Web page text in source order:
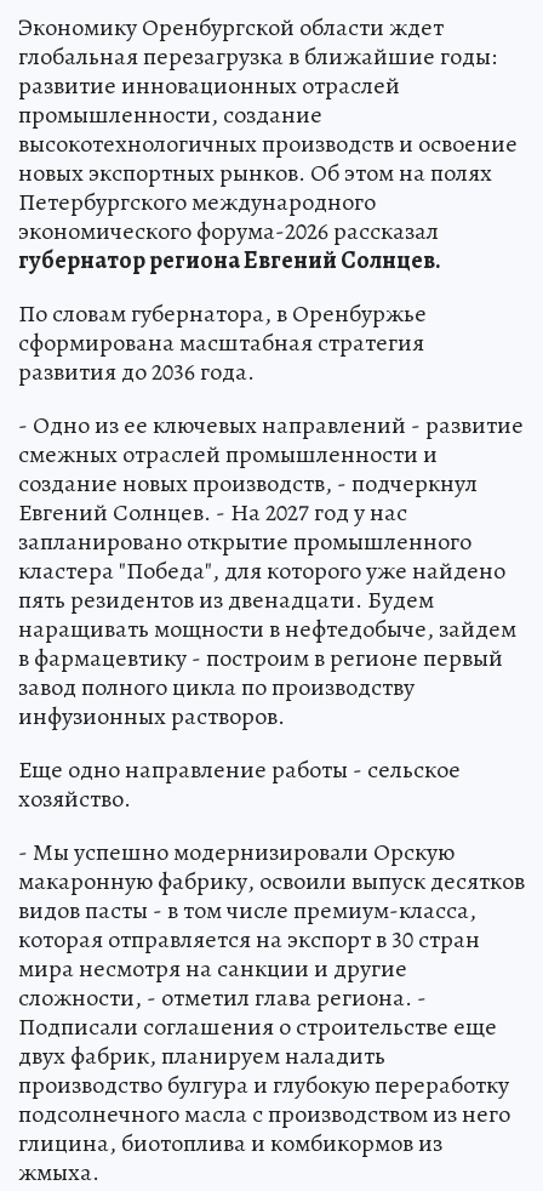
Экономику Оренбургской области ждет
глобальная перезагрузка в ближайшие годы:
развитие инновационных отраслей
промышленности, создание
высокотехнологичных производств и освоение
новых экспортных рынков. Об этом на полях
Петербургского международного
экономического форума-2026 рассказал
губернатор региона Евгений Солнцев.
По словам губернатора, в Оренбуржье
сформирована масштабная стратегия
развития до 2036 года.
- Одно из ее ключевых направлений - развитие
смежных отраслей промышленности и
создание новых производств, - подчеркнул
Евгений Солнцев. - На 2027 год у нас
запланировано открытие промышленного
кластера "Победа", для которого уже найдено
пять резидентов из двенадцати. Будем
наращивать мощности в нефтедобыче, зайдем
в фармацевтику - построим в регионе первый
завод полного цикла по производству
инфузионных растворов.
Еще одно направление работы - сельское
хозяйство.
- Мы успешно модернизировали Орскую
макаронную фабрику, освоили выпуск десятков
видов пасты - в том числе премиум-класса,
которая отправляется на экспорт в 30 стран
мира несмотря на санкции и другие
сложности, - отметил глава региона. -
Подписали соглашения о строительстве еще
двух фабрик, планируем наладить
производство булгура и глубокую переработку
подсолнечного масла с производством из него
глицина, биотоплива и комбикормов из
жмыха.